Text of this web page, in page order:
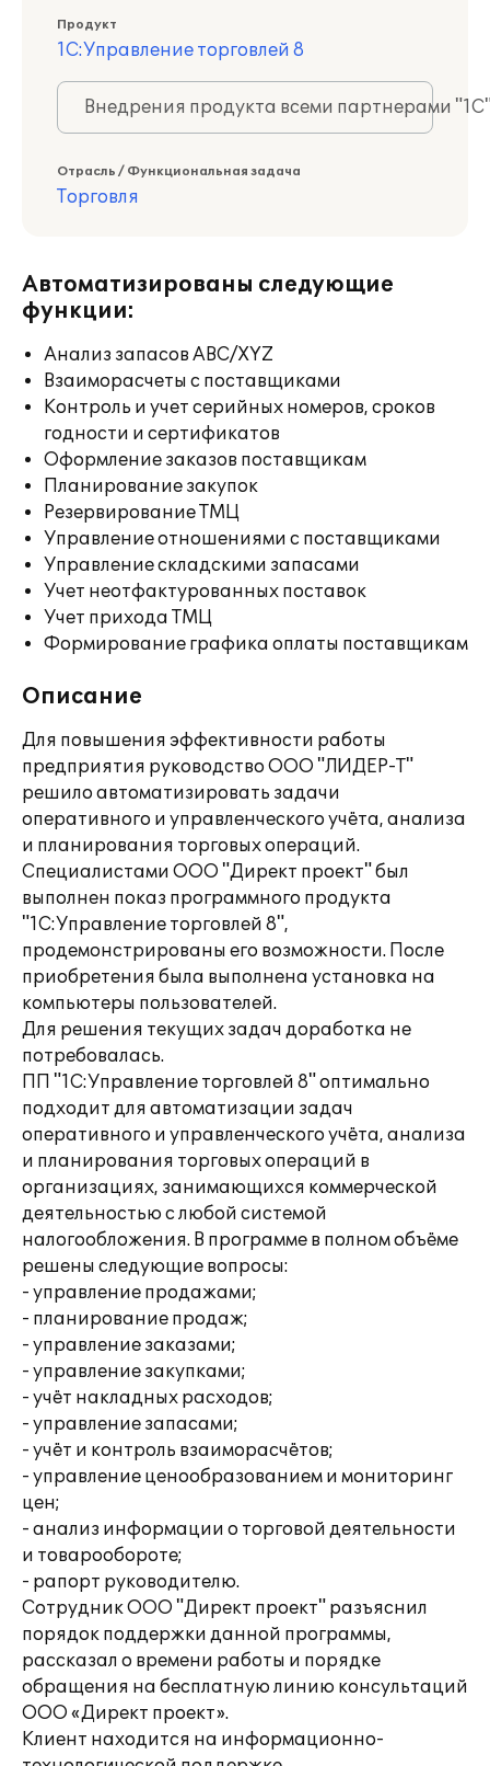
Продукт
1С:Управление торговлей 8
Внедрения продукта всеми партнерами
Отрасль / Функциональная задача
Торговля
Автоматизированы следующие
функции:
Анализ запасов ABC/XYZ
Взаиморасчеты с поставщиками
Контроль и учет серийных номеров, сроков
годности и сертификатов
Оформление заказов поставщикам
Планирование закупок
Резервирование ТМЦ
Управление отношениями с поставщиками
Управление складскими запасами
Учет неотфактурованных поставок
Учет прихода ТМЦ
Формирование графика оплаты поставщикам
Описание
Для повышения эффективности работы
предприятия руководство ООО "ЛИДЕР-Т"
решило автоматизировать задачи
оперативного и управленческого учёта, анализа
и планирования торговых операций.
Специалистами ООО "Директ проект" был
выполнен показ программного продукта
"1С:Управление торговлей 8",
продемонстрированы его возможности. После
приобретения была выполнена установка на
компьютеры пользователей.
Для решения текущих задач доработка не
потребовалась.
ПП "1С:Управление торговлей 8" оптимально
подходит для автоматизации задач
оперативного и управленческого учёта, анализа
и планирования торговых операций в
организациях, занимающихся коммерческой
деятельностью с любой системой
налогообложения. В программе в полном объёме
решены следующие вопросы:
- управление продажами;
- планирование продаж;
- управление заказами;
- управление закупками;
- учёт накладных расходов;
- управление запасами;
- учёт и контроль взаиморасчётов;
- управление ценообразованием и мониторинг
цен;
- анализ информации о торговой деятельности
и товарообороте;
- рапорт руководителю.
Сотрудник ООО "Директ проект" разъяснил
порядок поддержки данной программы,
рассказал о времени работы и порядке
обращения на бесплатную линию консультаций
ООО «Директ проект».
Клиент находится на информационно-